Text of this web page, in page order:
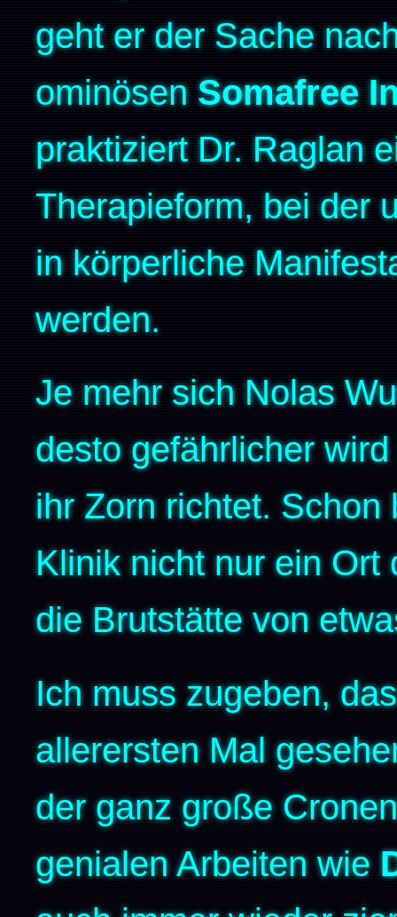
geht er der Sache
ominösenSomafree
praktiziert Dr. Raglan
Therapieform, bei der
in körperliche
werden.
Je mehr sich Nolas
desto gefährlicher
ihr Zorn richtet. Schon
Klinik nicht nur ein Ort
die Brutstätte von
Ich muss zugeben,
allerersten Mal
der ganz große
genialen Arbeiten wie